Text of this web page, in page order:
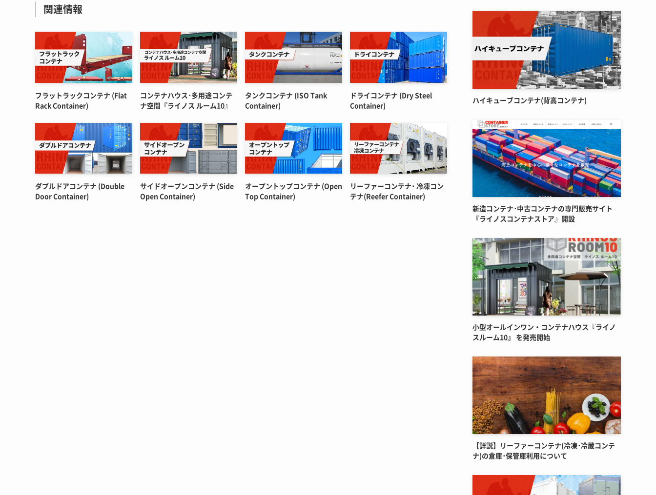
関連情報
フラットラックコンテナ (Flat
Rack Container)
コンテナハウス･多用途コンテ
ナ空間『ライノス ルーム10』
タンクコンテナ (ISO Tank
Container)
ドライコンテナ (Dry Steel
Container)
ダブルドアコンテナ (Double
Door Container)
サイドオープンコンテナ (Side
Open Container)
オープントップコンテナ (Open
Top Container)
リーファーコンテナ･ 冷凍コン
テナ(Reefer Container)
ハイキューブコンテナ(背高コンテナ)
新造コンテナ･中古コンテナの専門販売サイト
『ライノスコンテナストア』開設
小型オールインワン・コンテナハウス『ライノ
スルーム10』 を発売開始
【詳説】リーファーコンテナ(冷凍･冷蔵コンテ
ナ)の倉庫･保管庫利用について